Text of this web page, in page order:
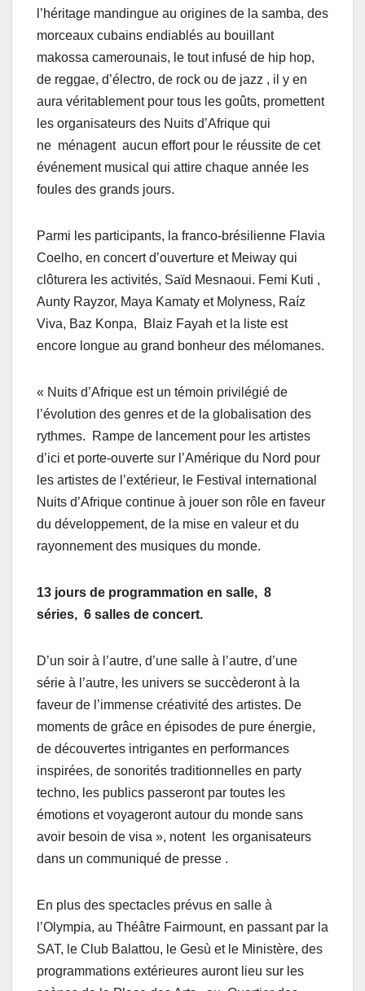
l’héritage mandingue au origines de la samba, des
morceaux cubains endiablés au bouillant
makossa camerounais, le tout infusé de hip hop,
de reggae, d’électro, de rock ou de jazz , il y en
aura véritablement pour tous les goûts, promettent
les organisateurs des Nuits d’Afrique qui
ne ménagent aucun effort pour le réussite de cet
événement musical qui attire chaque année les
foules des grands jours.
Parmi les participants, la franco-brésilienne Flavia
Coelho, en concert d’ouverture et Meiway qui
clôturera les activités, Saïd Mesnaoui. Femi Kuti ,
Aunty Rayzor, Maya Kamaty et Molyness, Raíz
Viva, Baz Konpa, Blaiz Fayah et la liste est
encore longue au grand bonheur des mélomanes.
« Nuits d’Afrique est un témoin privilégié de
l’évolution des genres et de la globalisation des
rythmes. Rampe de lancement pour les artistes
d’ici et porte-ouverte sur l’Amérique du Nord pour
les artistes de l’extérieur, le Festival international
Nuits d’Afrique continue à jouer son rôle en faveur
du développement, de la mise en valeur et du
rayonnement des musiques du monde.
13 jours de programmation en salle, 8
séries, 6 salles de concert.
D’un soir à l’autre, d’une salle à l’autre, d’une
série à l’autre, les univers se succèderont à la
faveur de l’immense créativité des artistes. De
moments de grâce en épisodes de pure énergie,
de découvertes intrigantes en performances
inspirées, de sonorités traditionnelles en party
techno, les publics passeront par toutes les
émotions et voyageront autour du monde sans
avoir besoin de visa », notent les organisateurs
dans un communiqué de presse .
En plus des spectacles prévus en salle à
l’Olympia, au Théâtre Fairmount, en passant par la
SAT, le Club Balattou, le Gesù et le Ministère, des
programmations extérieures auront lieu sur les